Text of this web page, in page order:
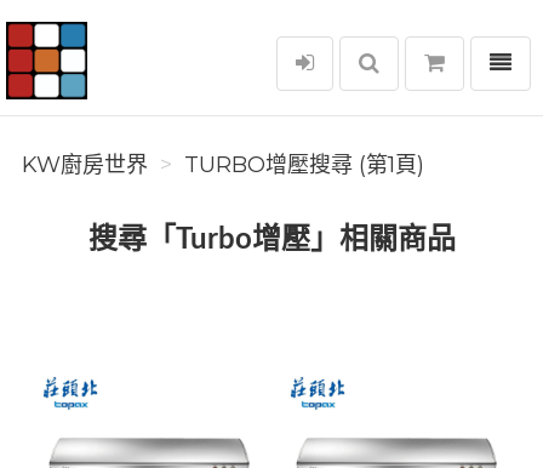
KW廚房世界
選單
KW廚房世界 TURBO增壓搜尋 (第1頁)
搜尋「Turbo增壓」相關商品